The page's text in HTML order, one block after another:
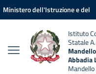
Vai ai contenuti
Vai al menu di navigazione
Vai al footer
Ministero dell'Istruzione e del
Istituto
Statale
Abbadia
Mandello